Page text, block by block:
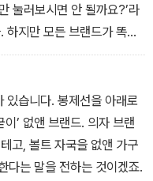
눌러보시면 안 될까요?’라
지만 모든 브랜드가 똑같
선택을 받을 수 없겠죠. 그
어 하는 부분을 찾아내고,
사랑해 달라는 뻔한 말이 아
카피라이터의 일〉 중에서
있습니다. 봉제선을 아래로
이’ 없앤 브랜드. 의자 브랜
고, 볼트 자국을 없앤 가구
다는 말을 전하는 것이겠죠.